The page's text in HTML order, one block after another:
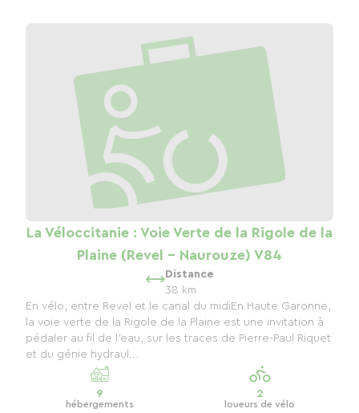
La Véloccitanie : Voie Verte de la Rigole de la
Plaine (Revel - Naurouze) V84
Distance
38 km
En vélo, entre Revel et le canal du midiEn Haute Garonne,
la voie verte de la Rigole de la Plaine est une invitation à
pédaler au fil de l’eau, sur les traces de Pierre-Paul Riquet
et du génie hydraul...
9
hébergements
2
loueurs de vélo